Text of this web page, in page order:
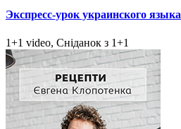
Экспресс-урок украинского языка
1+1 video, Сніданок з 1+1